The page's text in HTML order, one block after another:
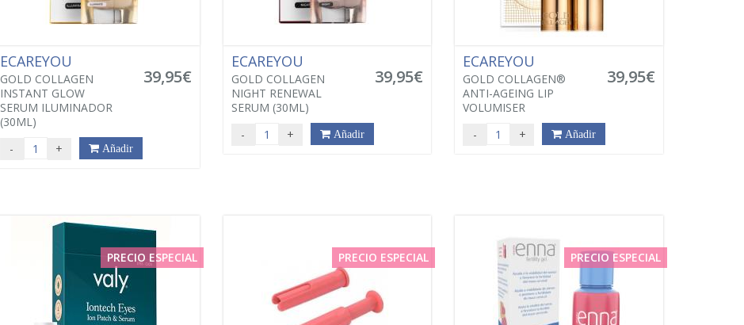
ECAREYOU
GOLD COLLAGEN
INSTANT GLOW
SERUM ILUMINADOR
(30ML)
39,95€
- + Añadir
ECAREYOU
GOLD COLLAGEN
NIGHT RENEWAL
SERUM (30ML)
39,95€
- + Añadir
ECAREYOU
GOLD COLLAGEN®
ANTI-AGEING LIP
VOLUMISER
39,95€
- + Añadir
PRECIO ESPECIAL PRECIO ESPECIAL PRECIO ESPECIAL